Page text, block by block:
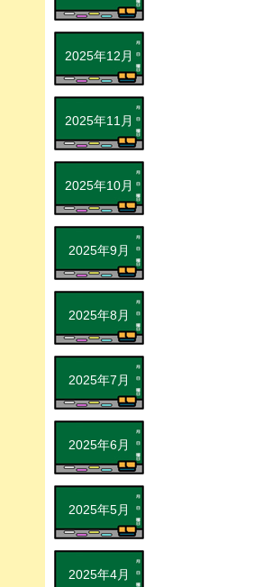
2025年4月
2025年5月
2025年6月
2025年7月
2025年8月
2025年9月
2025年10月
2025年11月
2025年12月